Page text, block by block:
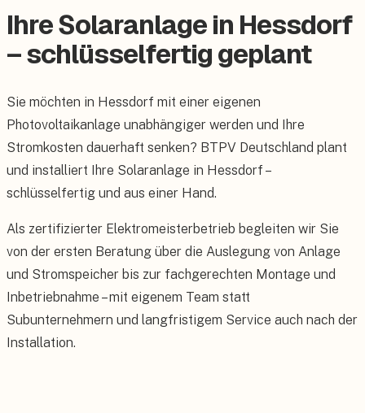
Ihre Solaranlage in Hessdorf
– schlüsselfertig geplant
Sie möchten in Hessdorf mit einer eigenen
Photovoltaikanlage unabhängiger werden und Ihre
Stromkosten dauerhaft senken? BTPV Deutschland plant
und installiert Ihre Solaranlage in Hessdorf –
schlüsselfertig und aus einer Hand.
Als zertifizierter Elektromeisterbetrieb begleiten wir Sie
von der ersten Beratung über die Auslegung von Anlage
und Stromspeicher bis zur fachgerechten Montage und
Inbetriebnahme – mit eigenem Team statt
Subunternehmern und langfristigem Service auch nach der
Installation.